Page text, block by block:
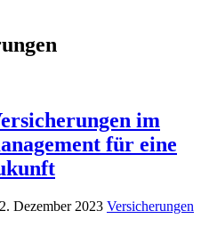
im
für eine
2. Dezember 2023 Versicherungen